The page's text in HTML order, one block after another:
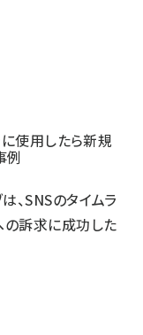
使用したら新規
例
、SNSのタイムラ
の訴求に成功した